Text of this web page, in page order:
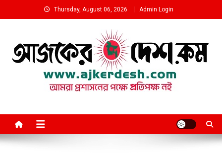
to
Thursday, August 06, 2026 Admin Login